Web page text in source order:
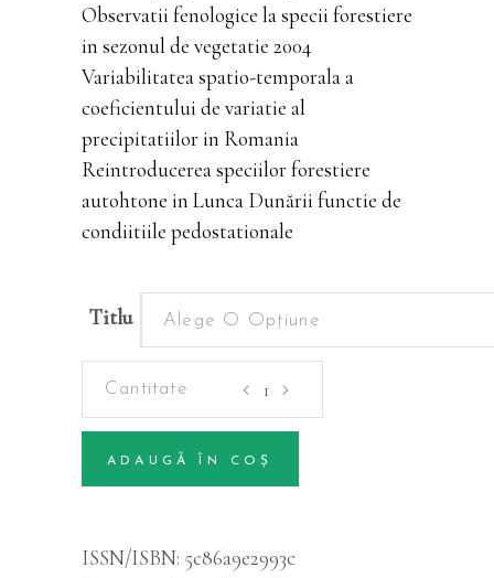
Observatii fenologice la specii forestiere
in sezonul de vegetatie 2004
Variabilitatea spatio-temporala a
coeficientului de variatie al
precipitatiilor in Romania
Reintroducerea speciilor forestiere
autohtone in Lunca Dunării functie de
condiitiile pedostationale
Titlu Alege O Opțiune
Volumul
48
ADAUGĂ ÎN COȘ
ISSN/ISBN: 5c86a9e2993c